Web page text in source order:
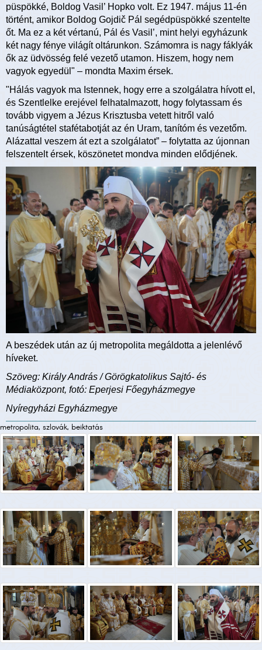
püspökké, Boldog Vasil’ Hopko volt. Ez 1947. május 11-én
történt, amikor Boldog Gojdič Pál segédpüspökké szentelte
őt. Ma ez a két vértanú, Pál és Vasil’, mint helyi egyházunk
két nagy fénye világít oltárunkon. Számomra is nagy fáklyák
ők az üdvösség felé vezető utamon. Hiszem, hogy nem
vagyok egyedül" – mondta Maxim érsek.
"Hálás vagyok ma Istennek, hogy erre a szolgálatra hívott el,
és Szentlelke erejével felhatalmazott, hogy folytassam és
tovább vigyem a Jézus Krisztusba vetett hitről való
tanúságtétel stafétabotját az én Uram, tanítóm és vezetőm.
Alázattal veszem át ezt a szolgálatot” – folytatta az újonnan
felszentelt érsek, köszönetet mondva minden elődjének.
A beszédek után az új metropolita megáldotta a jelenlévő
híveket.
Szöveg: Király András / Görögkatolikus Sajtó- és
Médiaközpont, fotó: Eperjesi Főegyházmegye
Nyíregyházi Egyházmegye
metropolita, szlovák, beiktatás